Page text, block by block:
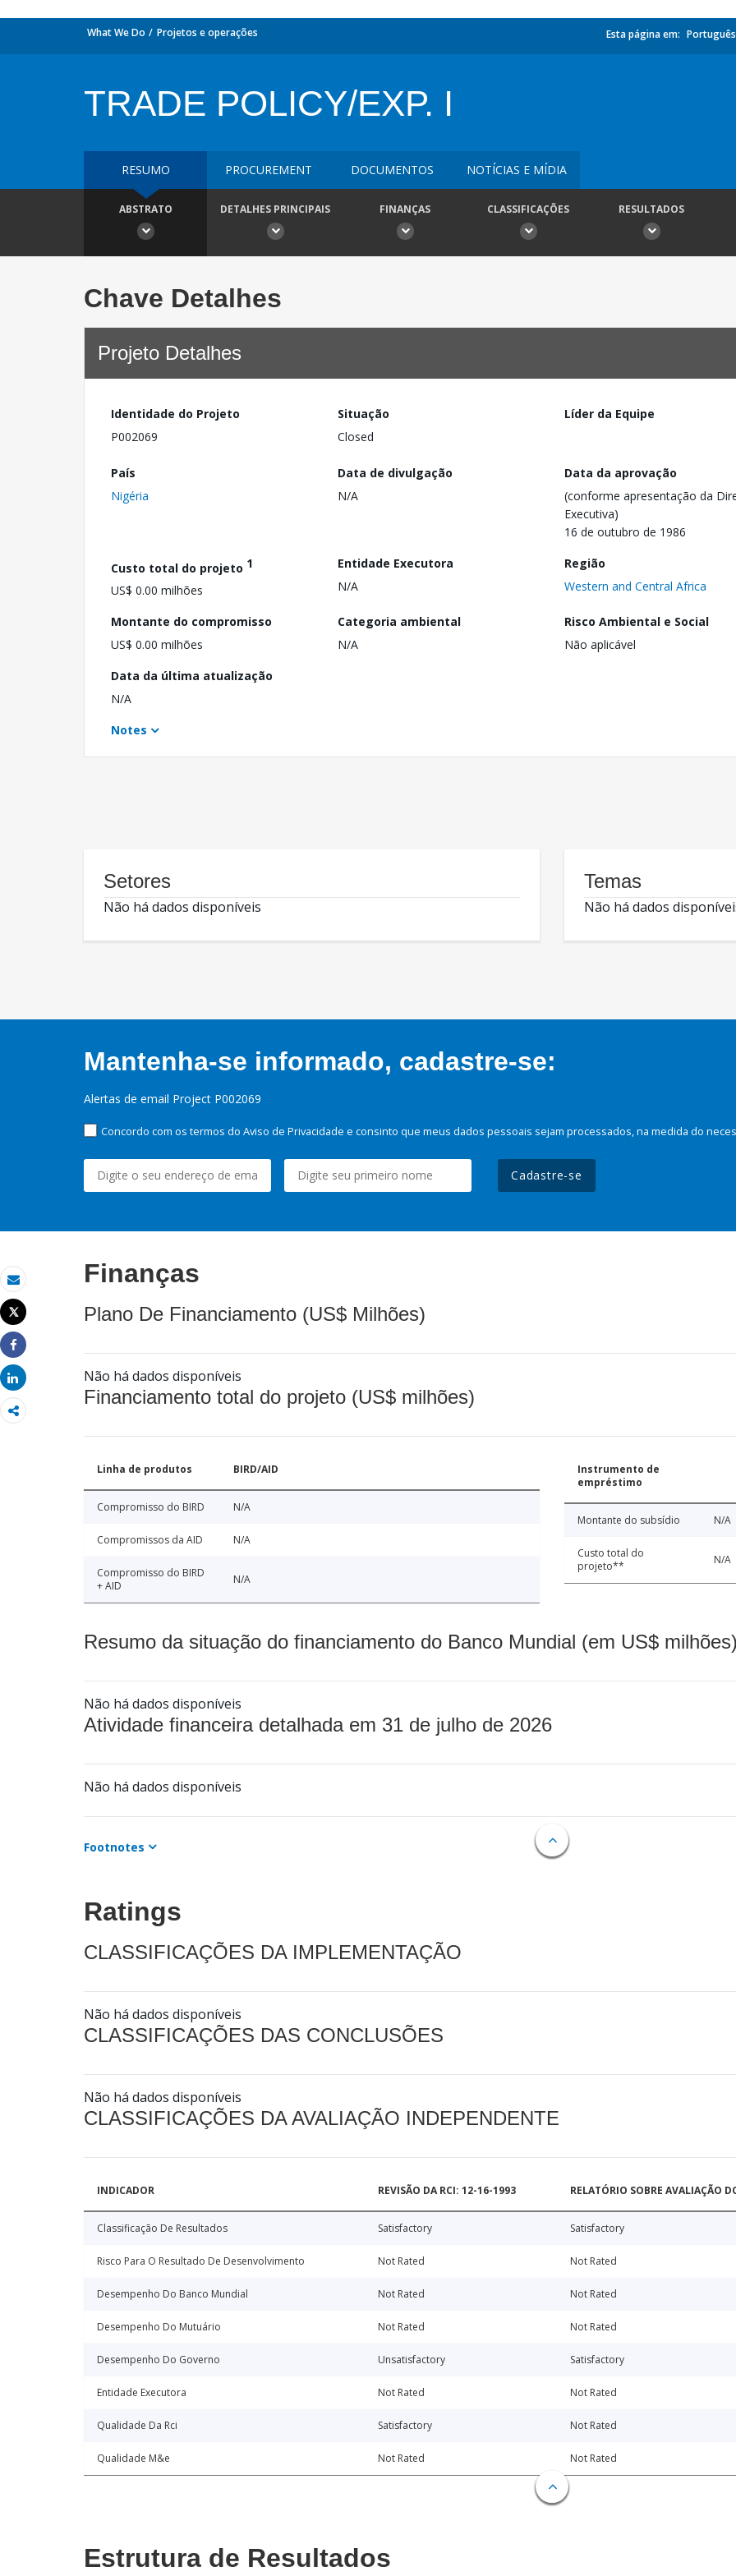
Email
Imprimir
Tweet
Share
Share
What We Do Projetos e operações Esta página em: Português
TRADE POLICY/EXP. I
RESUMO PROCUREMENT DOCUMENTOS NOTÍCIAS E MÍDIA
ABSTRATO DETALHES PRINCIPAIS FINANÇAS CLASSIFICAÇÕES RESULTADOS
Chave Detalhes
Projeto Detalhes
Identidade do Projeto
P002069
Situação
Closed
Líder da Equipe
País
Nigéria
Data de divulgação
N/A
Data da aprovação
(conforme apresentação da
Executiva)
16 de outubro de 1986
Custo total do projeto 1
US$ 0.00 milhões
Entidade Executora
N/A
Região
Western and Central Africa
Montante do compromisso
US$ 0.00 milhões
Categoria ambiental
N/A
Risco Ambiental e Social
Não aplicável
Data da última atualização
N/A
Notes
Setores
Não há dados disponíveis
Temas
Não há dados
Mantenha-se informado, cadastre-se:
Alertas de email Project P002069
Concordo com os termos do Aviso de Privacidade e consinto que meus dados pessoais sejam processados, na medida do
Cadastre-se
Finanças
Plano De Financiamento (US$ Milhões)
Não há dados disponíveis
Financiamento total do projeto (US$ milhões)
Linha de produtos BIRD/AID
Compromisso do BIRD N/A
Compromissos da AID N/A
Compromisso do BIRD
+ AID
N/A
Instrumento de
empréstimo
Montante do subsídio N/A
Custo total do
projeto**
N/A
Resumo da situação do financiamento do Banco Mundial (em US$
Não há dados disponíveis
Atividade financeira detalhada em 31 de julho de 2026
Não há dados disponíveis
Footnotes
Ratings
CLASSIFICAÇÕES DA IMPLEMENTAÇÃO
Não há dados disponíveis
CLASSIFICAÇÕES DAS CONCLUSÕES
Não há dados disponíveis
CLASSIFICAÇÕES DA AVALIAÇÃO INDEPENDENTE
INDICADOR REVISÃO DA RCI: 12-16-1993 RELATÓRIO SOBRE AVALIAÇÃO
Classificação De Resultados Satisfactory Satisfactory
Risco Para O Resultado De Desenvolvimento Not Rated Not Rated
Desempenho Do Banco Mundial Not Rated Not Rated
Desempenho Do Mutuário Not Rated Not Rated
Desempenho Do Governo Unsatisfactory Satisfactory
Entidade Executora Not Rated Not Rated
Qualidade Da Rci Satisfactory Not Rated
Qualidade M&e Not Rated Not Rated
Estrutura de Resultados